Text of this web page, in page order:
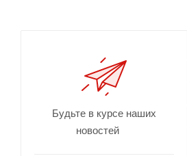
Будьте в курсе наших
новостей